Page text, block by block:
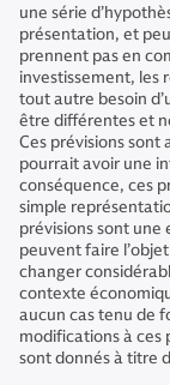
une série
présentation, et
prennent pas en
investissement, les
tout autre besoin
être différentes et
Ces prévisions sont
pourrait avoir une
conséquence, ces
simple
prévisions sont une
peuvent faire
changer
contexte
aucun cas tenu de
modifications à ces
sont donnés à titre